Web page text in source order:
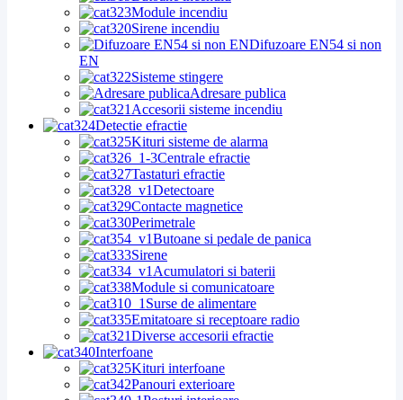
Module incendiu
Sirene incendiu
Difuzoare EN54 si non
EN
Sisteme stingere
Adresare publica
Accesorii sisteme incendiu
Detectie efractie
Kituri sisteme de alarma
Centrale efractie
Tastaturi efractie
Detectoare
Contacte magnetice
Perimetrale
Butoane si pedale de panica
Sirene
Acumulatori si baterii
Module si comunicatoare
Surse de alimentare
Emitatoare si receptoare radio
Diverse accesorii efractie
Interfoane
Kituri interfoane
Panouri exterioare